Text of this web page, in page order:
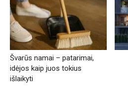
Švarūs namai – patarimai,
idėjos kaip juos tokius
išlaikyti